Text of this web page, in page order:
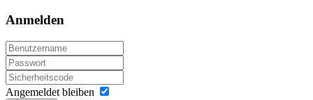
Anmelden
Angemeldet bleiben